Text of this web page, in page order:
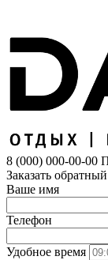
8 (000) 000-00-00
Заказать
Ваше имя
Телефон
Удобное время